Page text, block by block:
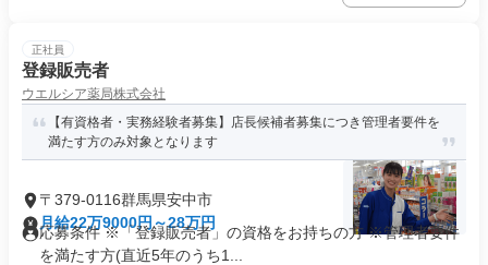
正社員
登録販売者
ウエルシア薬局株式会社
【有資格者・実務経験者募集】店長候補者募集につき管理者要件を
満たす方のみ対象となります
〒379-0116群馬県安中市
月給22万9000円～28万円
応募条件 ※「登録販売者」の資格をお持ちの方 ※管理者要件
を満たす方(直近5年のうち1...